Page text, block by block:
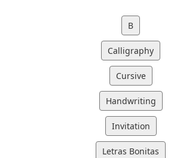
B
Calligraphy
Cursive
Handwriting
Invitation
Letras Bonitas